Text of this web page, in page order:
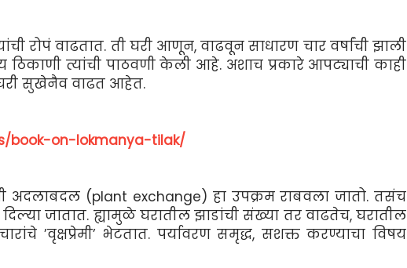
रोपं वाढतात. ती घरी आणून, वाढवून साधारण चार वर्षांची झाली
ठिकाणी त्यांची पाठवणी केली आहे. अशाच प्रकारे आपट्याची काही
घरी सुखेनैव वाढत आहेत.
book-on-lokmanya-tilak/
अदलाबदल (plant exchange) हा उपक्रम राबवला जातो. तसंच
जातात. ह्यामुळे घरातील झाडांची संख्या तर वाढतेच, घरातील
’वृक्षप्रेमी’ भेटतात. पर्यावरण समृद्ध, सशक्त करण्याचा विषय